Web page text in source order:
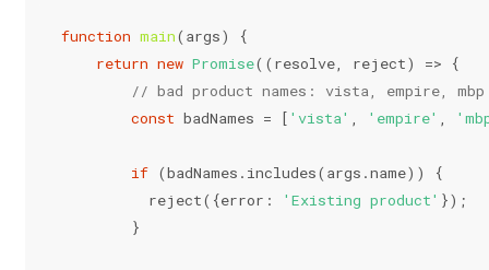
function main( args)
{
return new Promise( ( resolve, reject) => {
// bad product names: vista, empire, mbp
const badNames = [ 'vista' , 'empire' ,
if (badNames.includes(args.name)) {
          reject({
error : 'Existing product' });
        }